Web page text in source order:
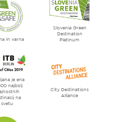
Ljubljana
mesto
literature
in varna
Slovenia Green
Destination
Platinum
je ena
najbolj
na
svetu
City Destinations
Alliance